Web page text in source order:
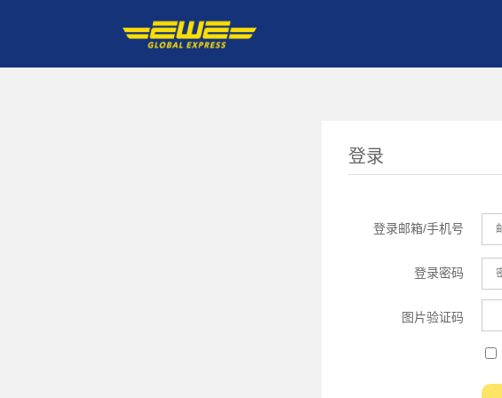
登录
登录邮箱/手机号
登录密码
图片验证码